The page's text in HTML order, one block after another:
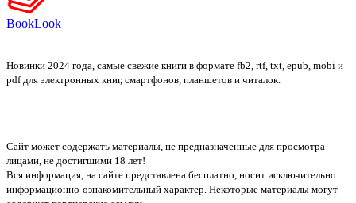
BookLook
Новинки 2024 года, самые свежие книги в формате fb2, rtf, txt, epub, mobi и
pdf для электронных книг, смартфонов, планшетов и читалок.
Сайт может содержать материалы, не предназначенные для просмотра
лицами, не достигшими 18 лет!
Вся информация, на сайте представлена бесплатно, носит исключительно
информационно-ознакомительный характер. Некоторые материалы могут